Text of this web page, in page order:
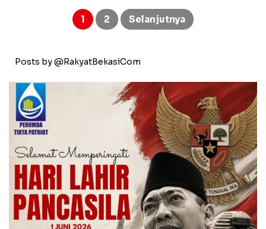
Paginasi
1 2 Selanjutnya
Posts by @RakyatBekasiCom